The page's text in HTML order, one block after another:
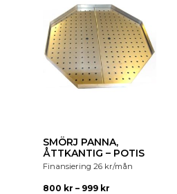
SMÖRJ PANNA,
ÅTTKANTIG – POTIS
Finansiering 26 kr/mån
800 kr – 999 kr